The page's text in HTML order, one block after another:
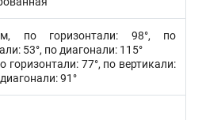
по горизонтали: 98°, по
53°, по диагонали: 115°
горизонтали: 77°, по вертикали:
91°